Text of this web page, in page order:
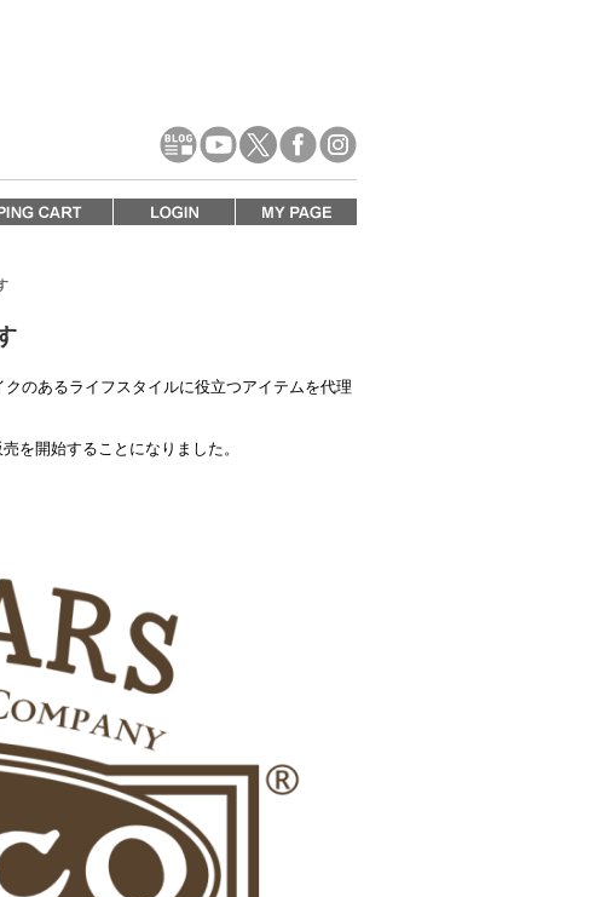
のあるライフスタイルに役立つアイテムを代理
を開始することになりました。